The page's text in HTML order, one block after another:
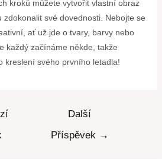
kroků můžete vytvořit vlastní obraz
zdokonalit své dovednosti. Nebojte se
ať už jde o tvary, barvy nebo
každý začínáme někde, takže
kreslení svého prvního letadla!
Další
Příspěvek →